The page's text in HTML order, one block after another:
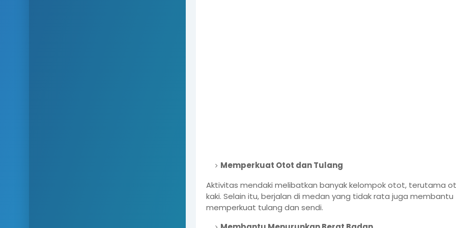
Memperkuat Otot dan Tulang
Aktivitas mendaki melibatkan banyak kelompok otot, terutama
kaki. Selain itu, berjalan di medan yang tidak rata juga membantu
memperkuat tulang dan sendi.